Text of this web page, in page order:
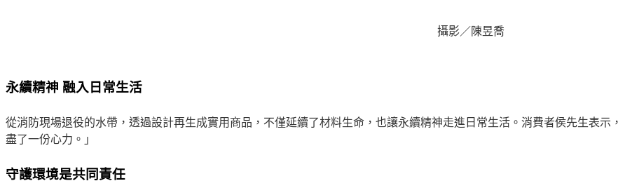
攝影／陳昱喬
永續精神 融入日常生活
從消防現場退役的水帶，透過設計再生成實用商品，不僅延續了材料生命，也讓永續精神走進日常生活。消費者侯先生表
盡了一份心力。」
守護環境是共同責任